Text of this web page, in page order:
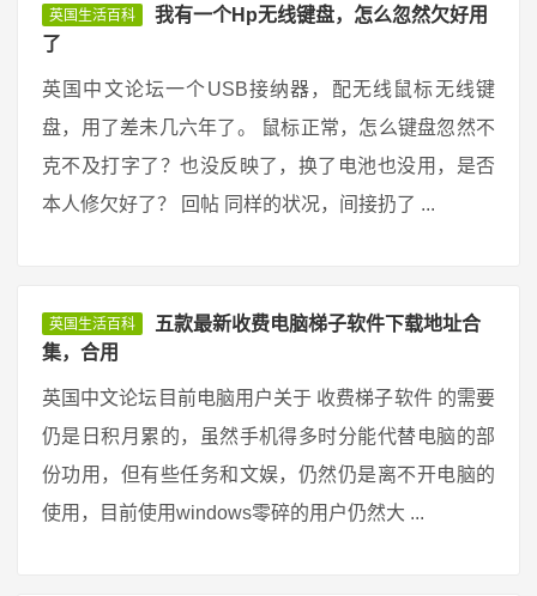
英国生活百科
我有一个Hp无线键盘，怎么忽然欠好用
了
英国中文论坛一个USB接纳器，配无线鼠标无线键
盘，用了差未几六年了。 鼠标正常，怎么键盘忽然不
克不及打字了？也没反映了，换了电池也没用，是否
本人修欠好了？ 回帖 同样的状况，间接扔了 ...
英国生活百科
五款最新收费电脑梯子软件下载地址合
集，合用
英国中文论坛目前电脑用户关于 收费梯子软件 的需要
仍是日积月累的，虽然手机得多时分能代替电脑的部
份功用，但有些任务和文娱，仍然仍是离不开电脑的
使用，目前使用windows零碎的用户仍然大 ...